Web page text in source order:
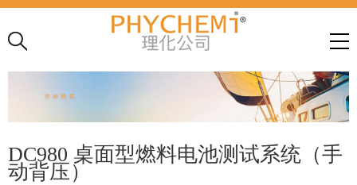
DC980 桌面型燃料电池测试系统（手
动背压）